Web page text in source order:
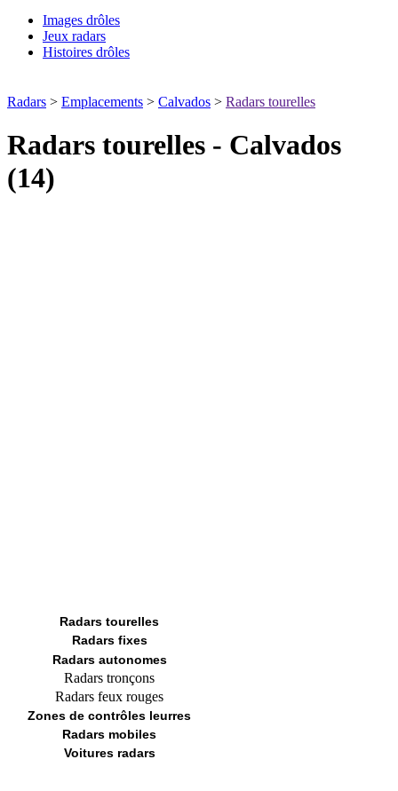
Images drôles
Jeux radars
Histoires drôles
Radars > Emplacements > Calvados > Radars tourelles
Radars tourelles - Calvados
(14)
Radars tourelles
Radars fixes
Radars autonomes
Radars tronçons
Radars feux rouges
Zones de contrôles leurres
Radars mobiles
Voitures radars